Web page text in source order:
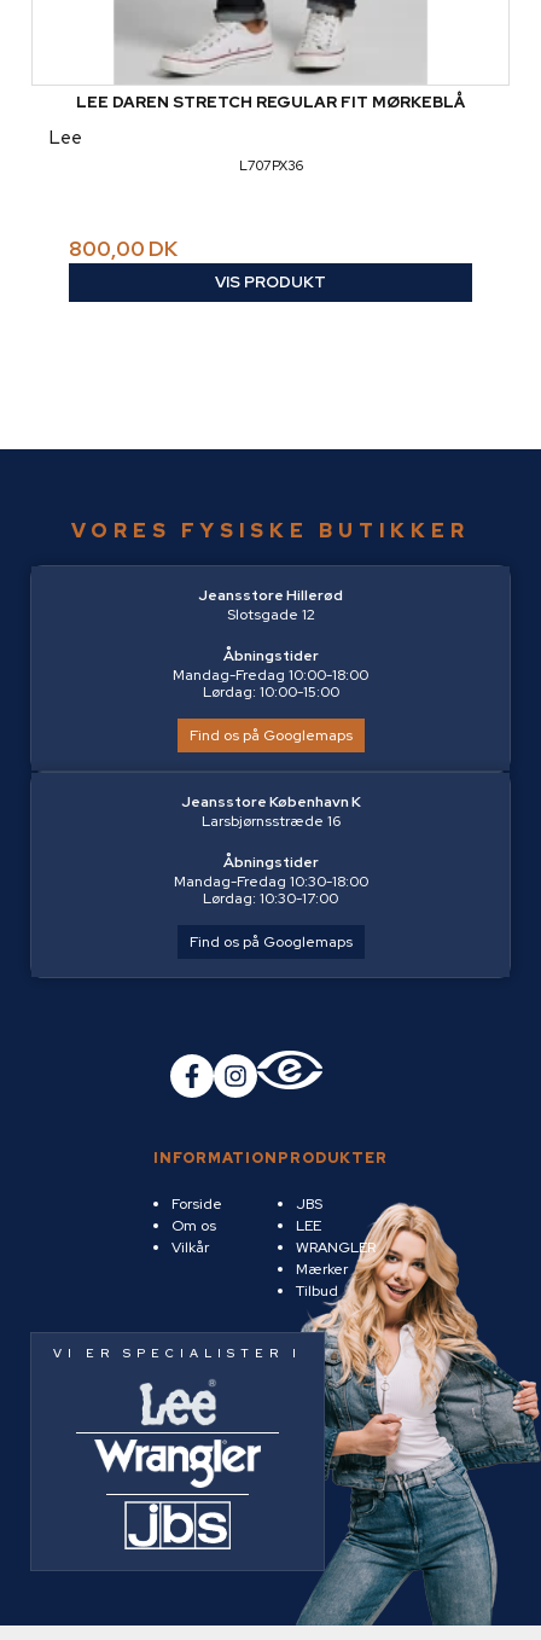
LEE DAREN STRETCH REGULAR FIT MØRKEBLÅ
Lee
L707PX36
800,00 DK
VIS PRODUKT
VORES FYSISKE BUTIKKER
Jeansstore Hillerød
Slotsgade 12
Åbningstider
Mandag-Fredag 10:00-18:00
Lørdag: 10:00-15:00
Find os på Googlemaps
Jeansstore København K
Larsbjørnsstræde 16
Åbningstider
Mandag-Fredag 10:30-18:00
Lørdag: 10:30-17:00
Find os på Googlemaps
INFORMATION
Forside
Om os
Vilkår
PRODUKTER
JBS
LEE
WRANGLER
Mærker
Tilbud
VI ER SPECIALISTER I